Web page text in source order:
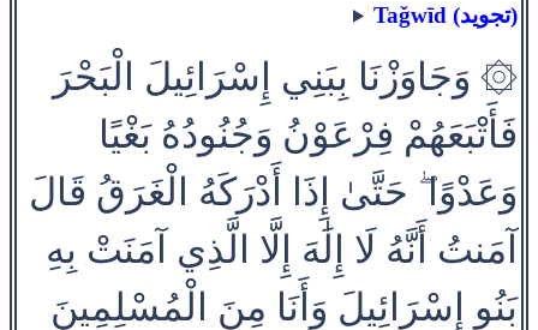
Taǧwīd (تجويد)
۞ وَجَاوَزْنَا بِبَنِي إِسْرَائِيلَ الْبَحْرَ
فَأَتْبَعَهُمْ فِرْعَوْنُ وَجُنُودُهُ بَغْيًا
وَعَدْوًا ۖ حَتَّىٰ إِذَا أَدْرَكَهُ الْغَرَقُ قَالَ
آمَنتُ أَنَّهُ لَا إِلَٰهَ إِلَّا الَّذِي آمَنَتْ بِهِ
بَنُو إِسْرَائِيلَ وَأَنَا مِنَ الْمُسْلِمِينَ